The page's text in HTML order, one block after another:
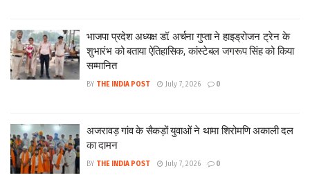
भाजपा प्रदेश अध्यक्ष डॉ. अर्चना गुप्ता ने हाइड्रोजन ट्रेन के
शुभारंभ को बताया ऐतिहासिक, कांस्टेबल जगरूप सिंह को किया
सम्मानित
BY THE INDIA POST July 7, 2026 0
अजरावड़ गांव के सैकड़ों युवाओं ने थामा शिरोमणि अकाली दल
का दामन
BY THE INDIA POST July 7, 2026 0